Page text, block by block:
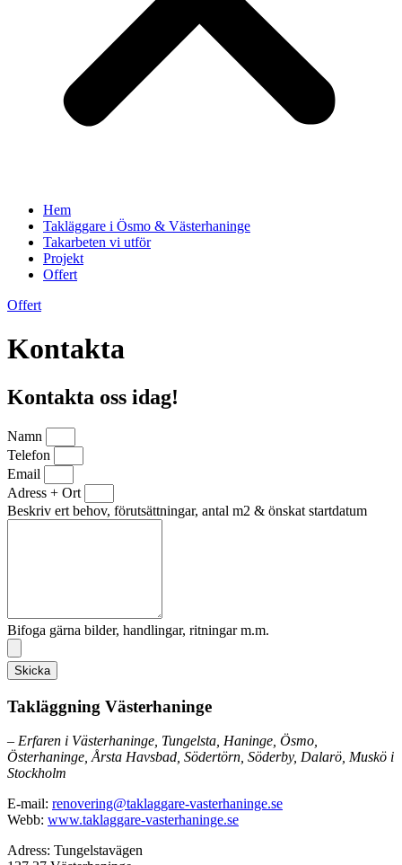
Hem
Takläggare i Ösmo & Västerhaninge
Takarbeten vi utför
Projekt
Offert
Offert
Kontakta
Kontakta oss idag!
Namn
Telefon
Email
Adress + Ort
Beskriv ert behov, förutsättningar, antal m2 & önskat startdatum
Bifoga gärna bilder, handlingar, ritningar m.m.
Skicka
Takläggning Västerhaninge
– Erfaren i Västerhaninge, Tungelsta, Haninge, Ösmo,
Österhaninge, Årsta Havsbad, Södertörn, Söderby, Dalarö, Muskö i
Stockholm
E-mail: renovering@taklaggare-vasterhaninge.se
Webb: www.taklaggare-vasterhaninge.se
Adress: Tungelstavägen